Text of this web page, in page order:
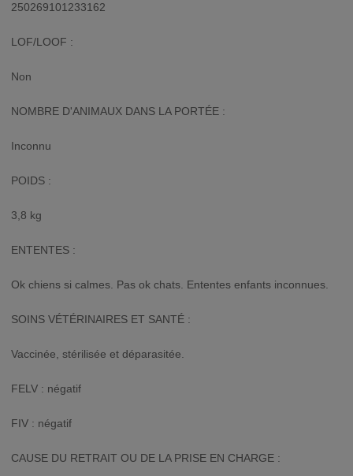
250269101233162
LOF/LOOF :
Non
NOMBRE D'ANIMAUX DANS LA PORTÉE :
Inconnu
POIDS :
3,8 kg
ENTENTES :
Ok chiens si calmes. Pas ok chats. Ententes enfants inconnues.
SOINS VÉTÉRINAIRES ET SANTÉ :
Vaccinée, stérilisée et déparasitée.
FELV : négatif
FIV : négatif
CAUSE DU RETRAIT OU DE LA PRISE EN CHARGE :